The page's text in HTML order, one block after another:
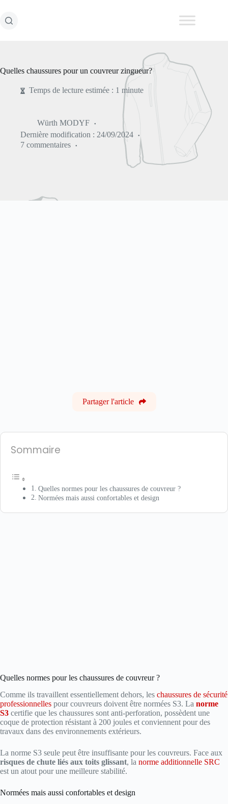
contenu
Quelles chaussures pour un couvreur zingueur?
Temps de lecture estimée : 1 minute
Würth MODYF
Dernière modification : 24/09/2024
7 commentaires
Partager l'article
Sommaire
Quelles normes pour les chaussures de couvreur ?
Normées mais aussi confortables et design
Quelles normes pour les chaussures de couvreur ?
Comme ils travaillent essentiellement dehors, les chaussures de sécurité
professionnelles pour couvreurs doivent être normées S3. La norme
S3 certifie que les chaussures sont anti-perforation, possèdent une
coque de protection résistant à 200 joules et conviennent pour des
travaux dans des environnements extérieurs.
La norme S3 seule peut être insuffisante pour les couvreurs. Face aux
risques de chute liés aux toits glissant, la norme additionnelle SRC
est un atout pour une meilleure stabilité.
Normées mais aussi confortables et design